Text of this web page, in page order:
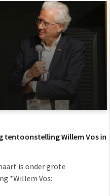
tentoonstelling Willem Vos in
is onder grote
*Willem Vos: